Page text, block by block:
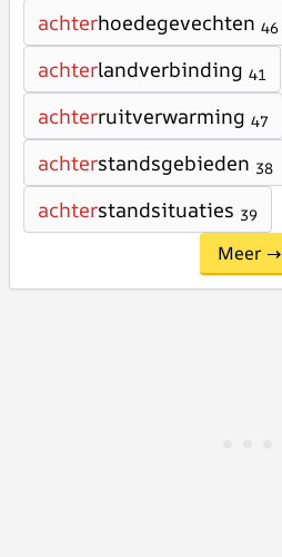
achterhoedegevechten 46
achterlandverbinding 41
achterruitverwarming 47
achterstandsgebieden 38
achterstandsituaties 39
Meer →